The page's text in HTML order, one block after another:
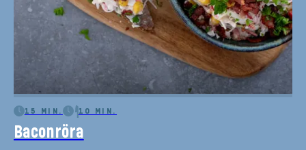
15 MIN. 10 MIN.
Baconröra